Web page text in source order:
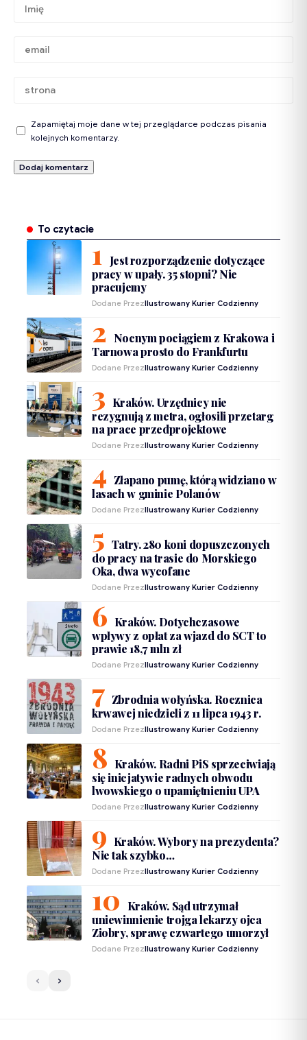
Zapamiętaj moje dane w tej przeglądarce podczas pisania
kolejnych komentarzy.
To czytacie
Jest rozporządzenie dotyczące
pracy w upały. 35 stopni? Nie
pracujemy
Dodane PrzezIlustrowany Kurier Codzienny
Nocnym pociągiem z Krakowa i
Tarnowa prosto do Frankfurtu
Dodane PrzezIlustrowany Kurier Codzienny
Kraków. Urzędnicy nie
rezygnują z metra, ogłosili przetarg
na prace przedprojektowe
Dodane PrzezIlustrowany Kurier Codzienny
Złapano pumę, którą widziano w
lasach w gminie Polanów
Dodane PrzezIlustrowany Kurier Codzienny
Tatry. 280 koni dopuszczonych
do pracy na trasie do Morskiego
Oka, dwa wycofane
Dodane PrzezIlustrowany Kurier Codzienny
Kraków. Dotychczasowe
wpływy z opłat za wjazd do SCT to
prawie 18,7 mln zł
Dodane PrzezIlustrowany Kurier Codzienny
Zbrodnia wołyńska. Rocznica
krwawej niedzieli z 11 lipca 1943 r.
Dodane PrzezIlustrowany Kurier Codzienny
Kraków. Radni PiS sprzeciwiają
się inicjatywie radnych obwodu
lwowskiego o upamiętnieniu UPA
Dodane PrzezIlustrowany Kurier Codzienny
Kraków. Wybory na prezydenta?
Nie tak szybko…
Dodane PrzezIlustrowany Kurier Codzienny
Kraków. Sąd utrzymał
uniewinnienie trojga lekarzy ojca
Ziobry, sprawę czwartego umorzył
Dodane PrzezIlustrowany Kurier Codzienny